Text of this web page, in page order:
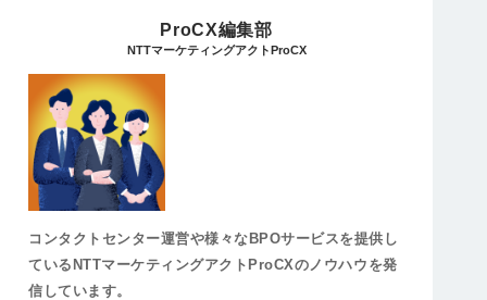
ProCX編集部
NTTマーケティングアクトProCX
コンタクトセンター運営や様々なBPOサービスを提供し
ているNTTマーケティングアクトProCXのノウハウを発
信しています。